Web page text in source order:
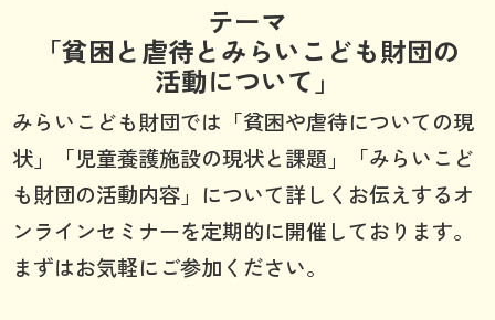
テーマ
「貧困と虐待とみらいこども財団の
活動について」
みらいこども財団では「貧困や虐待についての現
状」「児童養護施設の現状と課題」「みらいこど
も財団の活動内容」について詳しくお伝えするオ
ンラインセミナーを定期的に開催しております。
まずはお気軽にご参加ください。